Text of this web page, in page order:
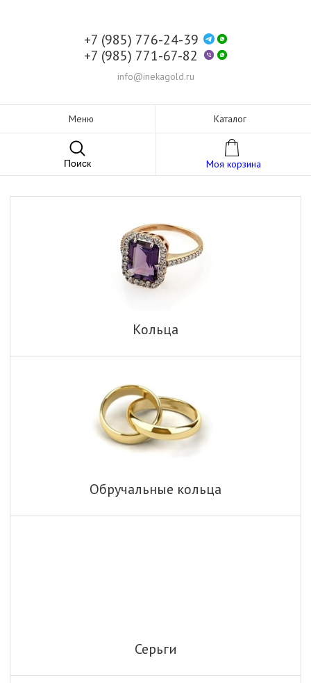
+7 (985) 776-24-39
+7 (985) 771-67-82
info@inekagold.ru
Меню Каталог
Поиск Моя корзина
Кольца
Обручальные кольца
Серьги